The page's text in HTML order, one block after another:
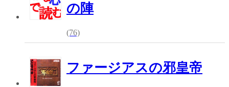
の陣
(76)
ファージアスの邪皇帝